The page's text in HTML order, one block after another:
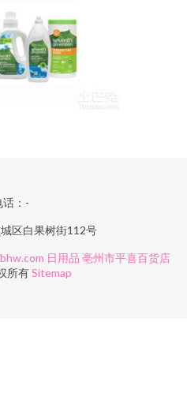
话：-
区白果树街112号
日用品 亳州市平喜百货店
所有Sitemap